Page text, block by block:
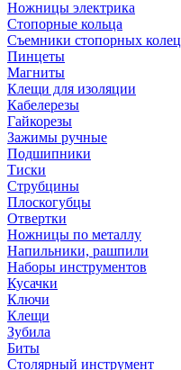
Ножницы электрика
Стопорные кольца
Съемники стопорных колец
Пинцеты
Магниты
Клещи для изоляции
Кабелерезы
Гайкорезы
Зажимы ручные
Подшипники
Тиски
Струбцины
Плоскогубцы
Отвертки
Ножницы по металлу
Напильники, рашпили
Наборы инструментов
Кусачки
Ключи
Клещи
Зубила
Биты
Столярный инструмент